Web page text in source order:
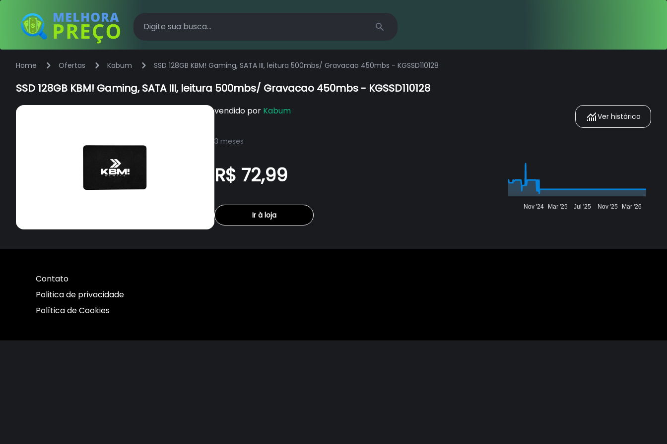
Home Ofertas Kabum SSD 128GB KBM! Gaming, SATA III, leitura 500mbs/ Gravacao 450mbs - KGSSD110128
SSD 128GB KBM! Gaming, SATA III, leitura 500mbs/ Gravacao 450mbs - KGSSD110128
vendido por Kabum
3 meses
R$ 72,99
Ir à loja
Ver histórico
Nov '24 Mar '25 Jul '25 Nov '25 Mar '26
Contato
Politica de privacidade
Política de Cookies